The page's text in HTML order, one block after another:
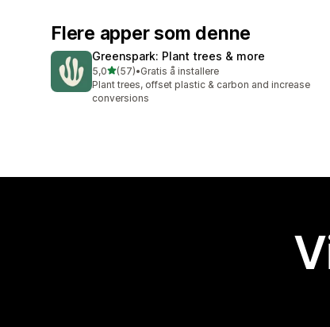
Flere apper som denne
Greenspark: Plant trees & more
5,0av 5 stjerner
(57)
Totalt 57 omtaler
•Gratis å installere
Plant trees, offset plastic & carbon and increase
conversions